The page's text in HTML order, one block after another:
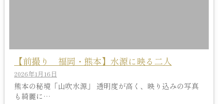
【前撮り 福岡・熊本】水源に映る二人
2026年1月16日
熊本の秘境「山吹水源」 透明度が高く、映り込みの写真
も綺麗に…